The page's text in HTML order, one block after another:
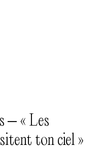
– « Les
ton ciel »